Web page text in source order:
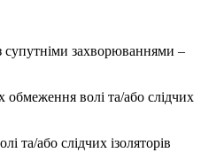
супутніми захворюваннями –
обмеження волі та/або слідчих
та/або слідчих ізоляторів